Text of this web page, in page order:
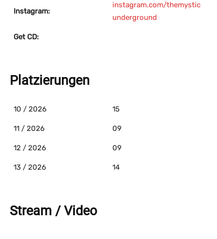
Instagram:
instagram.com/themystic
underground
Get CD:
Platzierungen
10 / 2026 15
11 / 2026 09
12 / 2026 09
13 / 2026 14
Stream / Video